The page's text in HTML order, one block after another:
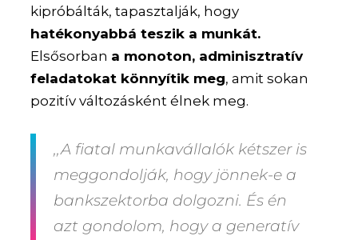
kipróbálták, tapasztalják, hogy
hatékonyabbá teszik a munkát.
Elsősorban a monoton, adminisztratív
feladatokat könnyítik meg, amit sokan
pozitív változásként élnek meg.
,,A fiatal munkavállalók kétszer is
meggondolják, hogy jönnek-e a
bankszektorba dolgozni. És én
azt gondolom, hogy a generatív